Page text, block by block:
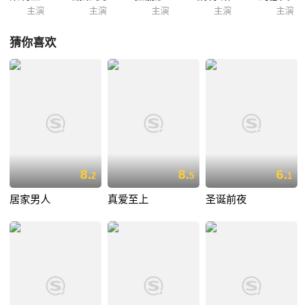
主演 主演 主演 主演 主演
猜你喜欢
8.2
居家男人
8.5
真爱至上
6.1
圣诞前夜